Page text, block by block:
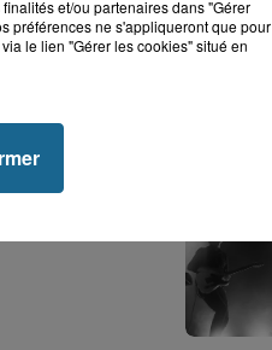
et/ou partenaires dans "Gérer
préférences ne s'appliqueront que pour
le lien "Gérer les cookies" situé en